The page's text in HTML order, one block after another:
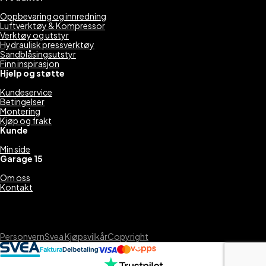
Oppbevaring og innredning
Luftverktøy & Kompressor
Verktøy og utstyr
Hydraulisk pressverktøy
Sandblåsingsutstyr
Finn inspirasjon
Hjelp og støtte
Kundeservice
Betingelser
Montering
Kjøp og frakt
Kunde
Min side
Garage 15
Om oss
Kontakt
PersonvernSvea KjøpsvilkårCopyright